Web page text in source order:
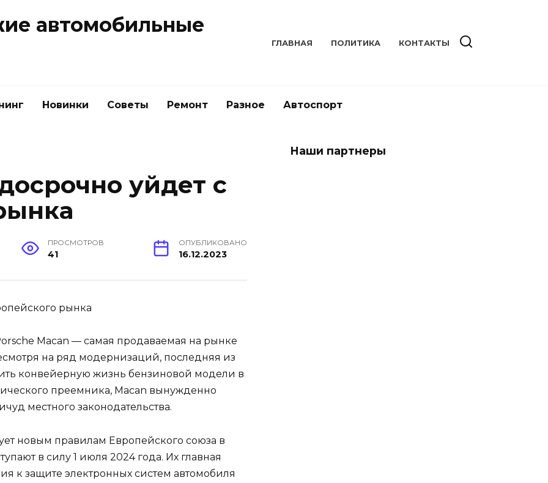
автомобильные
ГЛАВНАЯ ПОЛИТИКА КОНТАКТЫ
Новинки Советы Ремонт Разное Автоспорт
уйдет с
ПРОСМОТРОВ
41
ОПУБЛИКОВАНО
16.12.2023
Macan — самая продаваемая на рынке
на ряд модернизаций, последняя из
конвейерную жизнь бензиновой модели в
преемника, Macan вынужденно
местного законодательства.
новым правилам Европейского союза в
в силу 1 июля 2024 года. Их главная
к защите электронных систем автомобиля
Наши партнеры